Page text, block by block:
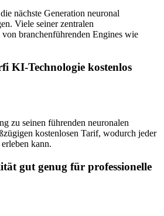
nächste Generation neuronal
Viele seiner zentralen
branchenführenden Engines wie
KI-Technologie kostenlos
zu seinen führenden neuronalen
kostenlosen Tarif, wodurch jeder
kann.
gut genug für professionelle